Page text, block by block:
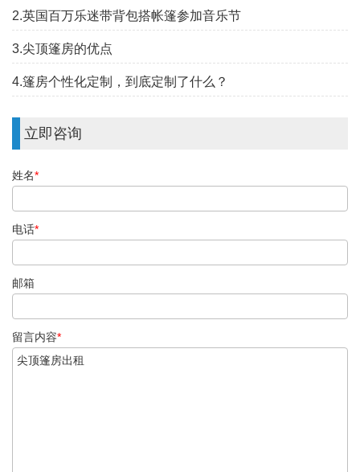
2.英国百万乐迷带背包搭帐篷参加音乐节
3.尖顶篷房的优点
4.篷房个性化定制，到底定制了什么？
立即咨询
姓名*
电话*
邮箱
留言内容*